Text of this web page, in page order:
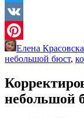
Twitter
VK
Pinterest
Елена
небольшой бюст,
небольшой